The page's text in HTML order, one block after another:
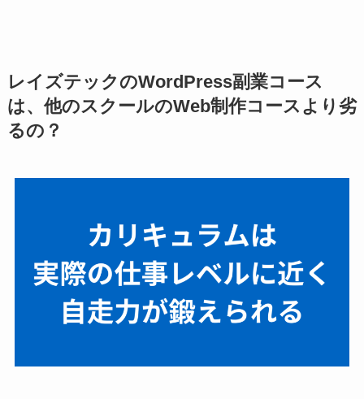
レイズテックのWordPress副業コース
は、他のスクールのWeb制作コースより劣
るの？